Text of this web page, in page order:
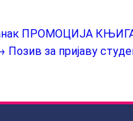
ПРОМОЦИЈА
Позив за пријаву